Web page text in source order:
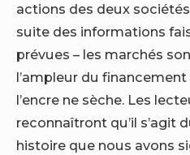
actions des deux
suite des informations
prévues – les marchés
l’ampleur du
l’encre ne sèche. Les
reconnaîtront qu’il s’agit
histoire que nous avons